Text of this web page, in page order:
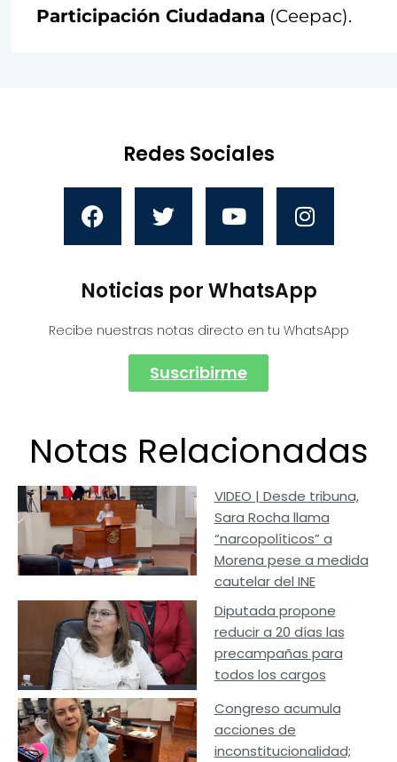
Participación Ciudadana (Ceepac).
Redes Sociales
Noticias por WhatsApp
Recibe nuestras notas directo en tu WhatsApp
Suscribirme
Notas Relacionadas
VIDEO | Desde tribuna,
Sara Rocha llama
“narcopolíticos” a
Morena pese a medida
cautelar del INE
Diputada propone
reducir a 20 días las
precampañas para
todos los cargos
Congreso acumula
acciones de
inconstitucionalidad;